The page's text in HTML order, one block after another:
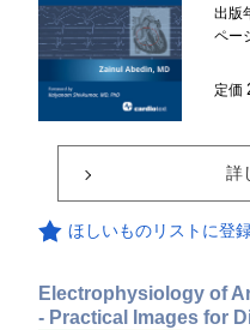
出版
ペー
定価
詳
ほしいものリストに登
Electrophysiology of
- Practical Images for